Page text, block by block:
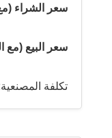
سعر الشراء (مع
سعر البيع (مع
تكلفة المصنعية: